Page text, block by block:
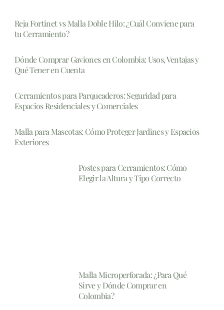
Reja Fortinet vs Malla Doble Hilo: ¿Cuál Conviene para
tu Cerramiento?
Dónde Comprar Gaviones en Colombia: Usos, Ventajas y
Qué Tener en Cuenta
Cerramientos para Parqueaderos: Seguridad para
Espacios Residenciales y Comerciales
Malla para Mascotas: Cómo Proteger Jardines y Espacios
Exteriores
Postes para Cerramientos: Cómo
Elegir la Altura y Tipo Correcto
Malla Microperforada: ¿Para Qué
Sirve y Dónde Comprar en
Colombia?